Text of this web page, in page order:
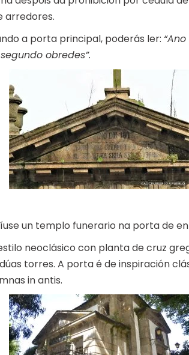
arredores.
a porta principal, poderás ler:
obredes”.
un templo funerario na porta de
neoclásico con planta de cruz
torres. A porta é de inspiración
in antis.